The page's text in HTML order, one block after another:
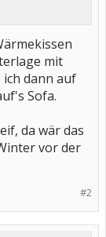
mit
dann auf
Sofa.
da wär das
vor der
#2